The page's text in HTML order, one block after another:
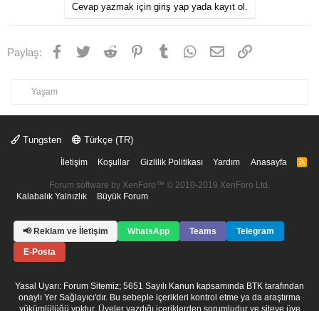
Cevap yazmak için giriş yap yada kayıt ol.
Paylaş: Facebook
TwitterReddit PinterestTumblr WhatsApp
E-postaLink
Yaşam
Tungsten Türkçe (TR)
İletişim Koşullar Gizlilik Politikası Yardım Anasayfa
R
Forum software by XenForo™ © 2010-2019 XenForo Ltd.
Kalabalık Yalnızlık
Büyük Forum
📢 Reklam ve İletişim WhatsApp Teams Telegram
E-Posta
Yasal Uyarı: Forum Sitemiz; 5651 Sayılı Kanun kapsamında BTK tarafından
onaylı Yer Sağlayıcı'dır. Bu sebeple içerikleri kontrol etme ya da araştırma
yükümlülüğü yoktur. Üyeler yazdığı içeriklerden sorumludur ve siteye üye